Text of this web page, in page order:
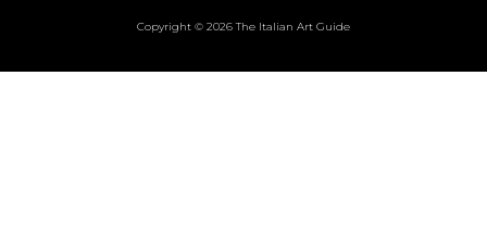
Copyright © 2026 The Italian Art Guide